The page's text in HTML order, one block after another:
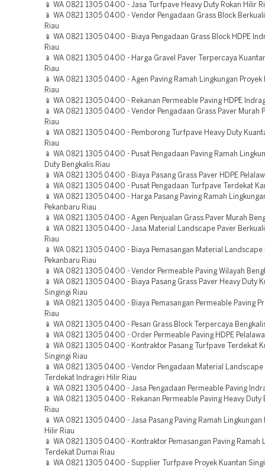
📱 WA 0821 1305 0400 - Jasa Turfpave Heavy Duty Rokan Hilir
📱 WA 0821 1305 0400 - Vendor Pengadaan Grass Block
Riau
📱 WA 0821 1305 0400 - Biaya Pengadaan Grass Block HDPE
Riau
📱 WA 0821 1305 0400 - Harga Gravel Paver Terpercaya
Riau
📱 WA 0821 1305 0400 - Agen Paving Ramah Lingkungan Proyek
Riau
📱 WA 0821 1305 0400 - Rekanan Permeable Paving HDPE
📱 WA 0821 1305 0400 - Vendor Pengadaan Grass Paver Murah
Riau
📱 WA 0821 1305 0400 - Pemborong Turfpave Heavy Duty
Riau
📱 WA 0821 1305 0400 - Pusat Pengadaan Paving Ramah
Duty Bengkalis Riau
📱 WA 0821 1305 0400 - Biaya Pasang Grass Paver HDPE
📱 WA 0821 1305 0400 - Pusat Pengadaan Turfpave Terdekat
📱 WA 0821 1305 0400 - Harga Pasang Paving Ramah
Pekanbaru Riau
📱 WA 0821 1305 0400 - Agen Penjualan Grass Paver Murah
📱 WA 0821 1305 0400 - Jasa Material Landscape Paver
Riau
📱 WA 0821 1305 0400 - Biaya Pemasangan Material Landscape
Pekanbaru Riau
📱 WA 0821 1305 0400 - Vendor Permeable Paving Wilayah
📱 WA 0821 1305 0400 - Biaya Pasang Grass Paver Heavy Duty
Singingi Riau
📱 WA 0821 1305 0400 - Biaya Pemasangan Permeable Paving
Riau
📱 WA 0821 1305 0400 - Pesan Grass Block Terpercaya
📱 WA 0821 1305 0400 - Order Permeable Paving HDPE
📱 WA 0821 1305 0400 - Kontraktor Pasang Turfpave Terdekat
Singingi Riau
📱 WA 0821 1305 0400 - Vendor Pengadaan Material Landscape
Terdekat Indragiri Hilir Riau
📱 WA 0821 1305 0400 - Jasa Pengadaan Permeable Paving
📱 WA 0821 1305 0400 - Rekanan Permeable Paving Heavy Duty
Riau
📱 WA 0821 1305 0400 - Jasa Pasang Paving Ramah Lingkungan
Hilir Riau
📱 WA 0821 1305 0400 - Kontraktor Pemasangan Paving Ramah
Terdekat Dumai Riau
📱 WA 0821 1305 0400 - Supplier Turfpave Proyek Kuantan